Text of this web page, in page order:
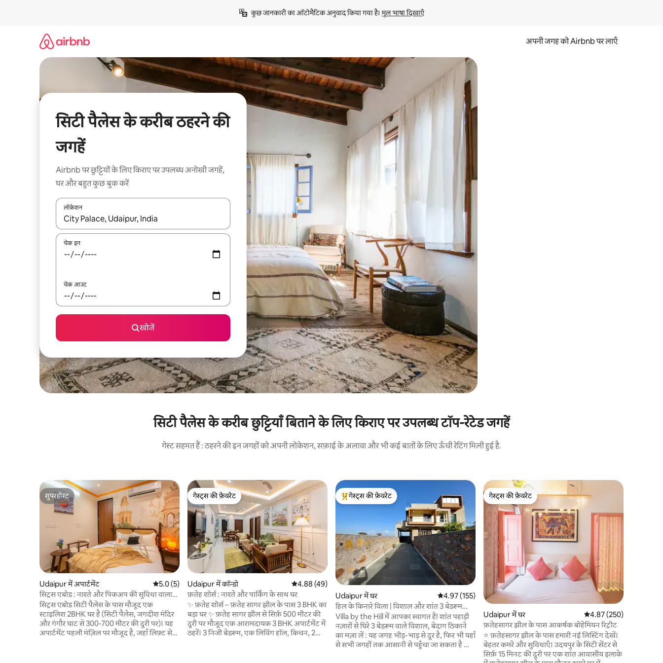
कुछ जानकारी का ऑटोमैटिक अनुवाद किया गया है। मूल भाषा दिखाएँ
अपनी जगह को Airbnb पर लाएँ
सिटी पैलेस के करीब ठहरने की
जगहें
Airbnb पर छुट्टियों के लिए किराए पर उपलब्ध अनोखी जगहें,
घर और बहुत कुछ बुक करें
लोकेशन
नतीजों के उपलब्ध होने पर, अप और डाउन 'ऐरो की' का इस्तेमाल करके नेविगेट करें या टच या फिर स्वाइप जेस्चर का इस्तेमाल करके एक्सप्लोर करें।
चेक इन
चेक आउट
खोजें
सिटी पैलेस के करीब छुट्टियाँ बिताने के लिए किराए पर उपलब्ध टॉप-रेटेड जगहें
गेस्ट सहमत हैं : ठहरने की इन जगहों को अपनी लोकेशन, सफ़ाई के अलावा और भी कई बातों के लिए ऊँची रेटिंग मिली हुई है.
सुपरहोस्ट
सुपरहोस्ट
Udaipur में अपार्टमेंट औसत रेटिंग 5 में से 5.0, 5 समीक्षाएँ
5.0 (5)
सिट्रस एबोड : नाश्ते और पिकअप की सुविधा वाला
घर
सिट्रस एबोड सिटी पैलेस के पास मौजूद एक
स्टाइलिश 2BHK घर है (सिटी पैलेस, जगदीश मंदिर
और गंगौर घाट से 300-700 मीटर की दूरी पर)। यह
अपार्टमेंट पहली मंज़िल पर मौजूद है, जहाँ लिफ़्ट से
गेस्ट्स की फ़ेवरेट
गेस्ट्स की फ़ेवरेट
Udaipur में कॉन्डो औसत रेटिंग 5 में से 4.88, 49 समीक्षाएँ
4.88 (49)
फ़तेह शोर्स : नाश्ते और पार्किंग के साथ घर
✨ फ़तेह शोर्स – फ़तेह सागर झील के पास 3 BHK का
बड़ा घर ✨ फ़तेह सागर झील से सिर्फ़ 500 मीटर की
दूरी पर मौजूद एक आरामदायक 3 BHK अपार्टमेंट में
ठहरें। 3 निजी बेडरूम, एक लिविंग हॉल, किचन, 2
गेस्ट्स का टॉप फ़ेवरेट
गेस्ट्स की फ़ेवरेट
Udaipur में घर औसत रेटिंग 5 में से 4.97, 155 समीक्षाएँ
4.97 (155)
हिल के किनारे विला | विशाल और शांत 3 बेडरूम
वाला ठहरने का स्थान
Villa by the Hill में आपका स्वागत है! शांत पहाड़ी
नज़ारों से घिरे 3 बेडरूम वाले विशाल, बेदाग ठिकाने
का मज़ा लें : यह जगह भीड़-भाड़ से दूर है, फिर भी यहाँ
से सभी जगहों तक आसानी से पहुँचा जा सकता है और
गेस्ट्स की फ़ेवरेट
गेस्ट्स की फ़ेवरेट
Udaipur में घर औसत रेटिंग 5 में से 4.87,
4.87 (250)
फ़तेहसागर झील के पास आकर्षक बोहेमियन रिट्रीट
⭐️ फ़तेहसागर झील के पास हमारी नई लिस्टिंग देखें।
बेहतर कमरे और सुविधाएँ। उदयपुर के सिटी सेंटर से
सिर्फ़ 15 मिनट की दूरी पर एक शांत आवासीय इलाके